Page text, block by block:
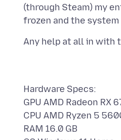
(through Steam) my
Hardware Specs:
GPU AMD Radeon RX
CPU AMD Ryzen 5
RAM 16.0 GB